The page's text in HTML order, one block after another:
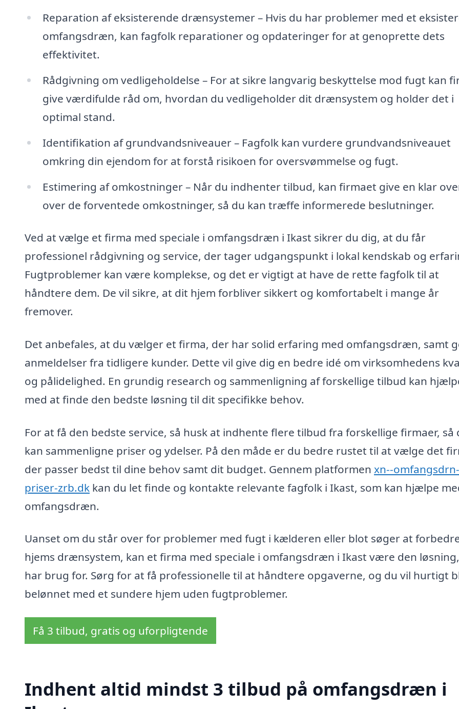
Reparation af eksisterende drænsystemer – Hvis du har problemer med et
omfangsdræn, kan fagfolk reparationer og opdateringer for at genoprette dets
effektivitet.
Rådgivning om vedligeholdelse – For at sikre langvarig beskyttelse mod fugt kan
give værdifulde råd om, hvordan du vedligeholder dit drænsystem og holder det i
optimal stand.
Identifikation af grundvandsniveauer – Fagfolk kan vurdere grundvandsniveauet
omkring din ejendom for at forstå risikoen for oversvømmelse og fugt.
Estimering af omkostninger – Når du indhenter tilbud, kan firmaet give en klar
over de forventede omkostninger, så du kan træffe informerede beslutninger.
Ved at vælge et firma med speciale i omfangsdræn i Ikast sikrer du dig, at du får
professionel rådgivning og service, der tager udgangspunkt i lokal kendskab og
Fugtproblemer kan være komplekse, og det er vigtigt at have de rette fagfolk til at
håndtere dem. De vil sikre, at dit hjem forbliver sikkert og komfortabelt i mange år
fremover.
Det anbefales, at du vælger et firma, der har solid erfaring med omfangsdræn, samt
anmeldelser fra tidligere kunder. Dette vil give dig en bedre idé om virksomhedens
og pålidelighed. En grundig research og sammenligning af forskellige tilbud kan
med at finde den bedste løsning til dit specifikke behov.
For at få den bedste service, så husk at indhente flere tilbud fra forskellige firmaer, så
kan sammenligne priser og ydelser. På den måde er du bedre rustet til at vælge det
der passer bedst til dine behov samt dit budget. Gennem platformen xn--omfangsdrn-
priser-zrb.dk kan du let finde og kontakte relevante fagfolk i Ikast, som kan hjælpe
omfangsdræn.
Uanset om du står over for problemer med fugt i kælderen eller blot søger at
hjems drænsystem, kan et firma med speciale i omfangsdræn i Ikast være den
har brug for. Sørg for at få professionelle til at håndtere opgaverne, og du vil hurtigt
belønnet med et sundere hjem uden fugtproblemer.
Få 3 tilbud, gratis og uforpligtende
Indhent altid mindst 3 tilbud på omfangsdræn i